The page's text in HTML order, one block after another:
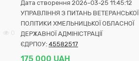
Дата створення 2026-03-25 11:45:12
УПРАВЛІННЯ З ПИТАНЬ ВЕТЕРАНСЬКОЇ
ПОЛІТИКИ ХМЕЛЬНИЦЬКОЇ ОБЛАСНОЇ
ДЕРЖАВНОЇ АДМІНІСТРАЦІЇ
ЄДРПОУ: 45582517
175 000 UAH